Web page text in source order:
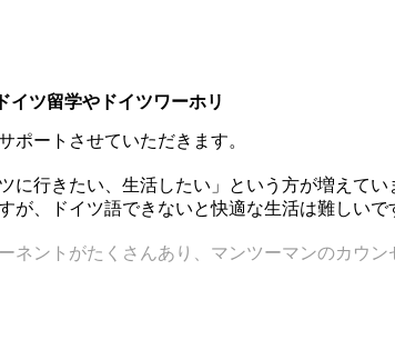
ドイツ留学やドイツワーホリ
ートさせていただきます。
行きたい、生活したい」という方が増えてい
、ドイツ語できないと快適な生活は難しいで
ネントがたくさんあり、マンツーマンのカウ